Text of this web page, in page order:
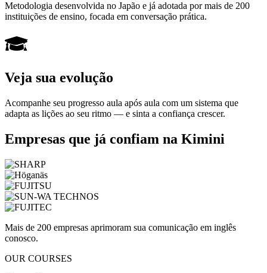
Metodologia desenvolvida no Japão e já adotada por mais de 200
instituições de ensino, focada em conversação prática.
Veja sua evolução
Acompanhe seu progresso aula após aula com um sistema que
adapta as lições ao seu ritmo — e sinta a confiança crescer.
Empresas que já confiam na Kimini
Mais de 200 empresas aprimoram sua comunicação em inglês
conosco.
OUR COURSES